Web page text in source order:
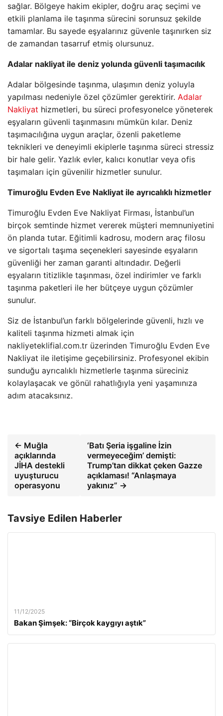
sağlar. Bölgeye hakim ekipler, doğru araç seçimi ve
etkili planlama ile taşınma sürecini sorunsuz şekilde
tamamlar. Bu sayede eşyalarınız güvenle taşınırken siz
de zamandan tasarruf etmiş olursunuz.
Adalar nakliyat ile deniz yolunda güvenli taşımacılık
Adalar bölgesinde taşınma, ulaşımın deniz yoluyla
yapılması nedeniyle özel çözümler gerektirir. Adalar
Nakliyat hizmetleri, bu süreci profesyonelce yöneterek
eşyaların güvenli taşınmasını mümkün kılar. Deniz
taşımacılığına uygun araçlar, özenli paketleme
teknikleri ve deneyimli ekiplerle taşınma süreci stressiz
bir hale gelir. Yazlık evler, kalıcı konutlar veya ofis
taşımaları için güvenilir hizmetler sunulur.
Timuroğlu Evden Eve Nakliyat ile ayrıcalıklı hizmetler
Timuroğlu Evden Eve Nakliyat Firması, İstanbul’un
birçok semtinde hizmet vererek müşteri memnuniyetini
ön planda tutar. Eğitimli kadrosu, modern araç filosu
ve sigortalı taşıma seçenekleri sayesinde eşyaların
güvenliği her zaman garanti altındadır. Değerli
eşyaların titizlikle taşınması, özel indirimler ve farklı
taşınma paketleri ile her bütçeye uygun çözümler
sunulur.
Siz de İstanbul’un farklı bölgelerinde güvenli, hızlı ve
kaliteli taşınma hizmeti almak için
nakliyeteklifial.com.tr üzerinden Timuroğlu Evden Eve
Nakliyat ile iletişime geçebilirsiniz. Profesyonel ekibin
sunduğu ayrıcalıklı hizmetlerle taşınma süreciniz
kolaylaşacak ve gönül rahatlığıyla yeni yaşamınıza
adım atacaksınız.
← Muğla
açıklarında
JİHA destekli
uyuşturucu
operasyonu
‘Batı Şeria işgaline İzin
vermeyeceğim’ demişti:
Trump’tan dikkat çeken Gazze
açıklaması! “Anlaşmaya
yakınız” →
Tavsiye Edilen Haberler
11/12/2025
Bakan Şimşek: “Birçok kaygıyı aştık”